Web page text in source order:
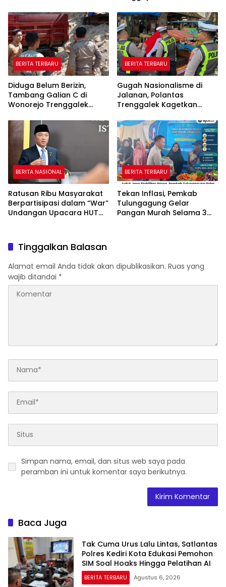
Pelatihan AI
BERITA TERBARU
Diduga Belum Berizin,
Tambang Galian C di
Wonorejo Trenggalek
BERITA TERBARU
Gugah Nasionalisme di
Jalanan, Polantas
Trenggalek Kagetkan
BERITA NASIONAL
Ratusan Ribu Masyarakat
Berpartisipasi dalam “War”
Undangan Upacara HUT
BERITA TERBARU
Tekan Inflasi, Pemkab
Tulungagung Gelar
Pangan Murah Selama 3
Tinggalkan Balasan
Alamat email Anda tidak akan dipublikasikan. Ruas yang
wajib ditandai *
Simpan nama, email, dan situs web saya pada
peramban ini untuk komentar saya berikutnya.
Baca Juga
Tak Cuma Urus Lalu Lintas, Satlantas
Polres Kediri Kota Edukasi Pemohon
SIM Soal Hoaks Hingga Pelatihan AI
BERITA TERBARU Agustus 6, 2026